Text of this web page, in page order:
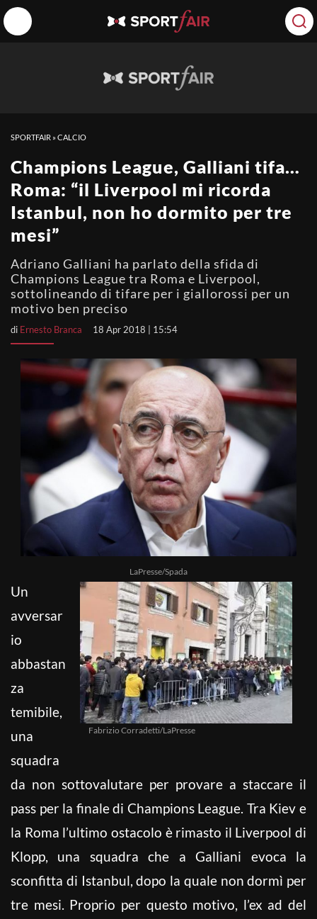
SPORTFAIR »CALCIO
Champions League, Galliani tifa…
Roma: “il Liverpool mi ricorda
Istanbul, non ho dormito per tre
mesi”
Adriano Galliani ha parlato della sfida di
Champions League tra Roma e Liverpool,
sottolineando di tifare per i giallorossi per un
motivo ben preciso
di Ernesto Branca 18 Apr 2018 | 15:54
LaPresse/Spada
Fabrizio Corradetti/LaPresse
Un
avversar
io
abbastan
za
temibile,
una
squadra
da non sottovalutare per provare a staccare il
pass per la finale di Champions League. Tra Kiev e
la Roma l’ultimo ostacolo è rimasto il Liverpool di
Klopp, una squadra che a Galliani evoca la
sconfitta di Istanbul, dopo la quale non dormì per
tre mesi. Proprio per questo motivo, l’ex ad del